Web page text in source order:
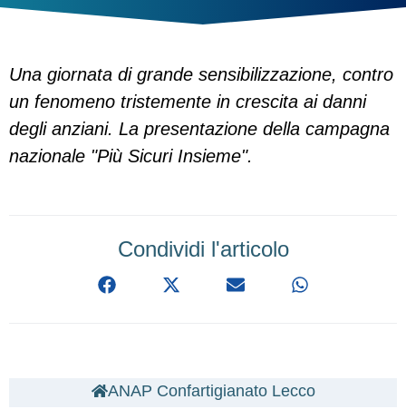
Una giornata di grande sensibilizzazione, contro
un fenomeno tristemente in crescita ai danni
degli anziani. La presentazione della campagna
nazionale "Più Sicuri Insieme".
Condividi l'articolo
ANAP Confartigianato Lecco